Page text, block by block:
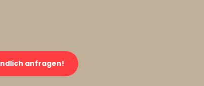
anfragen!